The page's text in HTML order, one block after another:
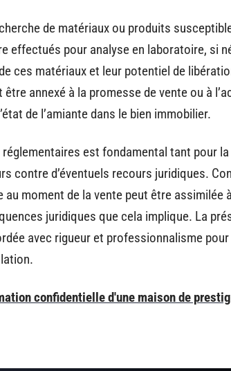
de matériaux ou produits
effectués pour analyse en laboratoire, si
ces matériaux et leur potentiel de
annexé à la promesse de vente ou à
de l’amiante dans le bien immobilier.
est fondamental tant pour
contre d’éventuels recours juridiques.
au moment de la vente peut être assimilée
juridiques que cela implique. La
avec rigueur et professionnalisme
confidentielle d'une maison de